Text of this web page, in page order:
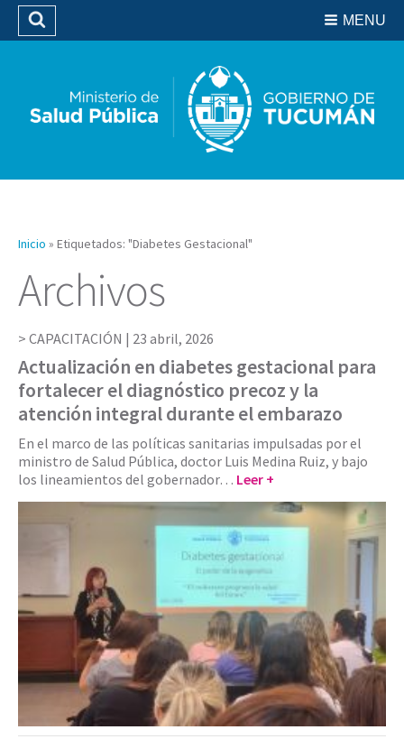
Biblioteca
MENU
Buscar
Inicio » Etiquetados: "Diabetes Gestacional"
Archivos
CAPACITACIÓN | 23 abril, 2026
Actualización en diabetes gestacional para
fortalecer el diagnóstico precoz y la
atención integral durante el embarazo
En el marco de las políticas sanitarias impulsadas por el
ministro de Salud Pública, doctor Luis Medina Ruiz, y bajo
los lineamientos del gobernador… Leer +